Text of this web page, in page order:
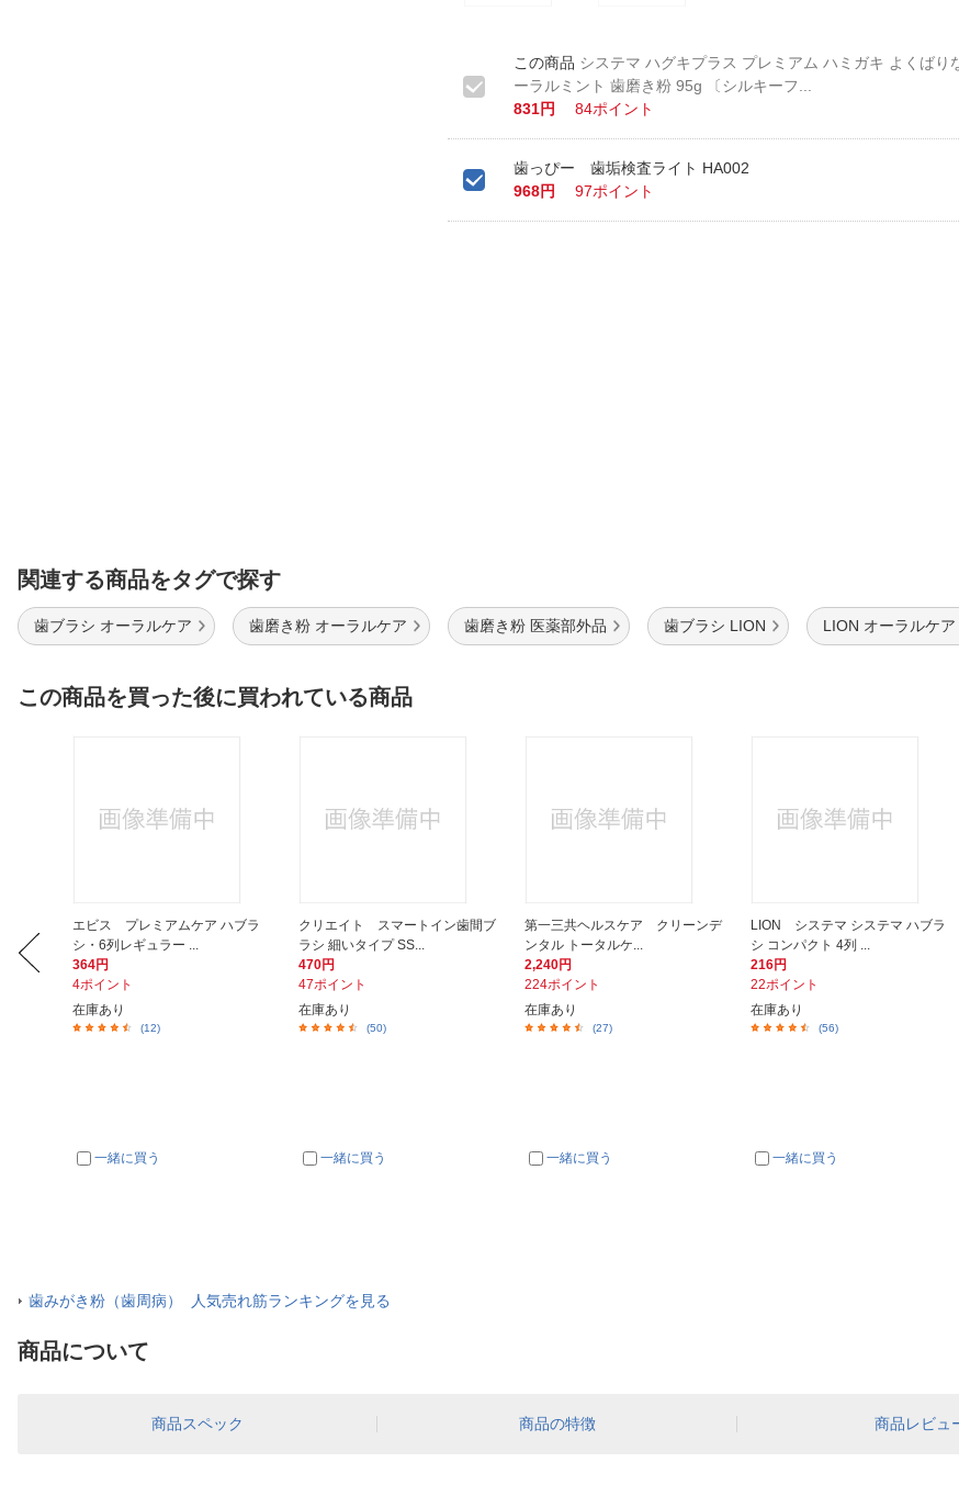
システマ ハグキプラス プレミアム ハミガキ よくばり
ーラルミント 歯磨き粉 95g 〔シルキーフ...
831円
84ポイント
歯っぴー 歯垢検査ライト HA002
968円
97ポイント
関連する商品をタグで探す
歯ブラシ オーラルケア 歯磨き粉 オーラルケア 歯磨き粉 医薬部外品 歯ブラシ LION LION オーラルケア
この商品を買った後に買われている商品
エビス プレミアムケア ハブラ
シ・6列レギュラー ...
364円
4ポイント
在庫あり
(12)
一緒に買う
クリエイト スマートイン歯間ブ
ラシ 細いタイプ SS...
470円
47ポイント
在庫あり
(50)
一緒に買う
第一三共ヘルスケア クリーンデ
ンタル トータルケ...
2,240円
224ポイント
在庫あり
(27)
一緒に買う
LION システマ システマ ハブラ
シ コンパクト 4列 ...
216円
22ポイント
在庫あり
(56)
一緒に買う
歯みがき粉（歯周病） 人気売れ筋ランキングを見る
商品について
商品スペック 商品の特徴 商品レビュ